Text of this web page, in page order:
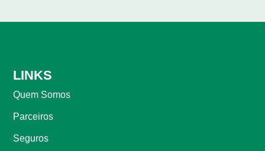
LINKS
Quem Somos
Parceiros
Seguros